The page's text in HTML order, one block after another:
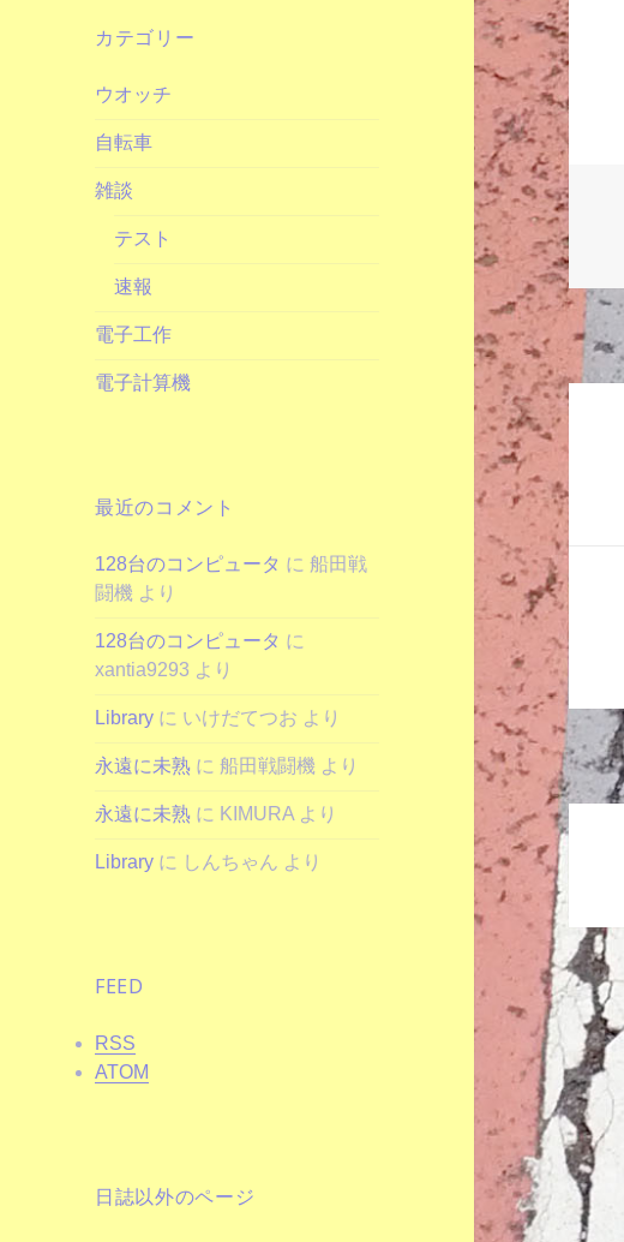
カテゴリー
ウオッチ
自転車
雑談
テスト
速報
電子工作
電子計算機
最近のコメント
128台のコンピュータ に船田戦
闘機 より
128台のコンピュータ に
xantia9293 より
Library に いけだてつお より
永遠に未熟 に船田戦闘機 より
永遠に未熟 に KIMURA より
Library に しんちゃん より
FEED
RSS
ATOM
日誌以外のページ
投
ゲ
ー
ョ